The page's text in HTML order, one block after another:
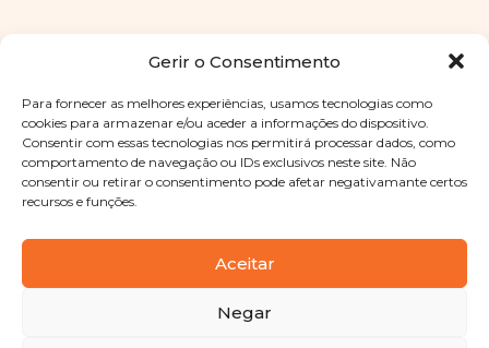
Gerir o Consentimento
Para fornecer as melhores experiências, usamos tecnologias como
cookies para armazenar e/ou aceder a informações do dispositivo.
Consentir com essas tecnologias nos permitirá processar dados, como
comportamento de navegação ou IDs exclusivos neste site. Não
consentir ou retirar o consentimento pode afetar negativamante certos
recursos e funções.
Aceitar
Negar
Copyright © 2025 Sabores Santa Clara
. Todos os direitos
reservadosPolítica de Privacidade |Termos e condições
Designed byShift Your Branding Agency